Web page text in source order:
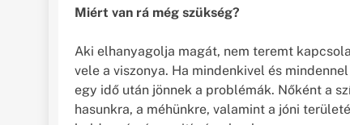
Miért van rá még szükség?
Aki elhanyagolja magát, nem teremt
vele a viszonya. Ha mindenkivel és
egy idő után jönnek a problémák. Nőként a
hasunkra, a méhünkre, valamint a jóni